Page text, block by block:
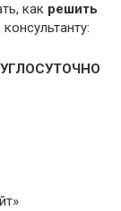
как решить